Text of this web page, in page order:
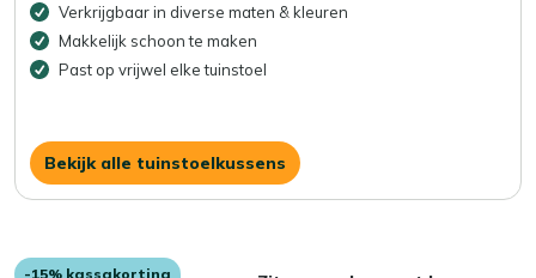
Verkrijgbaar in diverse maten & kleuren
Makkelijk schoon te maken
Past op vrijwel elke tuinstoel
Bekijk alle tuinstoelkussens
-15% kassakorting